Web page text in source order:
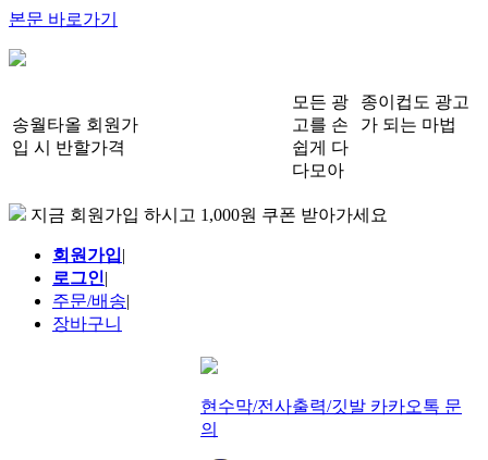
본문 바로가기
송월타올 회원가
입 시 반할가격
모든 광
고를 손
쉽게 다
다모아
종이컵도 광고
가 되는 마법
지금 회원가입 하시고 1,000원 쿠폰 받아가세요
회원가입|
로그인|
주문/배송|
장바구니
현수막/전사출력/깃발 카카오톡 문
의